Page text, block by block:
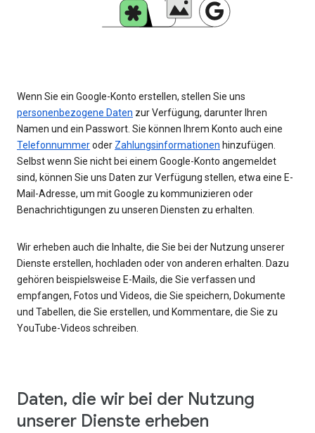
Wenn Sie ein Google-Konto erstellen, stellen Sie uns
personenbezogene Daten zur Verfügung, darunter Ihren
Namen und ein Passwort. Sie können Ihrem Konto auch eine
Telefonnummeroder Zahlungsinformationen hinzufügen.
Selbst wenn Sie nicht bei einem Google-Konto angemeldet
sind, können Sie uns Daten zur Verfügung stellen, etwa eine E-
Mail-Adresse, um mit Google zu kommunizieren oder
Benachrichtigungen zu unseren Diensten zu erhalten.
Wir erheben auch die Inhalte, die Sie bei der Nutzung unserer
Dienste erstellen, hochladen oder von anderen erhalten. Dazu
gehören beispielsweise E-Mails, die Sie verfassen und
empfangen, Fotos und Videos, die Sie speichern, Dokumente
und Tabellen, die Sie erstellen, und Kommentare, die Sie zu
YouTube-Videos schreiben.
Daten, die wir bei der Nutzung
unserer Dienste erheben